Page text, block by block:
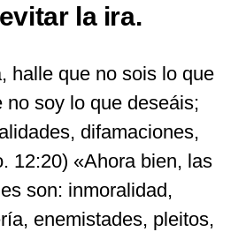
la ira.
halle que no sois lo que
soy lo que deseáis;
difamaciones,
12:20) «Ahora bien, las
son: inmoralidad,
enemistades, pleitos,